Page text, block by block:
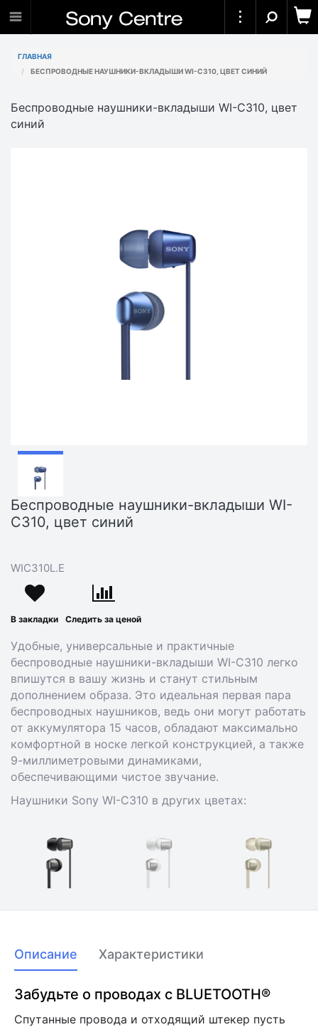
ГЛАВНАЯ
БЕСПРОВОДНЫЕ НАУШНИКИ-ВКЛАДЫШИ WI-C310, ЦВЕТ СИНИЙ
Беспроводные наушники-вкладыши WI-C310, цвет
синий
Беспроводные наушники-вкладыши WI-
C310, цвет синий
WIC310L.E
В закладки Следить за ценой
Удобные, универсальные и практичные
беспроводные наушники-вкладыши WI-C310 легко
впишутся в вашу жизнь и станут стильным
дополнением образа. Это идеальная первая пара
беспроводных наушников, ведь они могут работать
от аккумулятора 15 часов, обладают максимально
комфортной в носке легкой конструкцией, а также
9-миллиметровыми динамиками,
обеспечивающими чистое звучание.
Наушники Sony WI-C310 в других цветах:
Описание Характеристики
Забудьте о проводах с BLUETOOTH®
Спутанные провода и отходящий штекер пусть